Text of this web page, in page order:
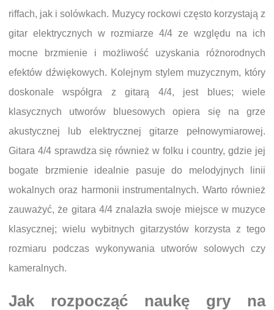
riffach, jak i solówkach. Muzycy rockowi często korzystają z
gitar elektrycznych w rozmiarze 4/4 ze względu na ich
mocne brzmienie i możliwość uzyskania różnorodnych
efektów dźwiękowych. Kolejnym stylem muzycznym, który
doskonale współgra z gitarą 4/4, jest blues; wiele
klasycznych utworów bluesowych opiera się na grze
akustycznej lub elektrycznej gitarze pełnowymiarowej.
Gitara 4/4 sprawdza się również w folku i country, gdzie jej
bogate brzmienie idealnie pasuje do melodyjnych linii
wokalnych oraz harmonii instrumentalnych. Warto również
zauważyć, że gitara 4/4 znalazła swoje miejsce w muzyce
klasycznej; wielu wybitnych gitarzystów korzysta z tego
rozmiaru podczas wykonywania utworów solowych czy
kameralnych.
Jak rozpocząć naukę gry na